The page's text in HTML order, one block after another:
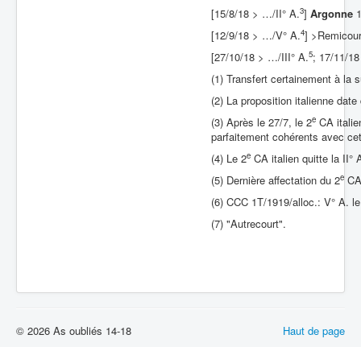
[15/8/18 > …/II° A.3] Argonne
[12/9/18 > …/V° A.4]
[27/10/18 > …/III° A.5; 17/11/
(1) Transfert certainement à la
(2) La proposition italienne
(3) Après le 27/7, le 2e CA
parfaitement cohérents avec
(4) Le 2e CA italien quitte la II°
(5) Dernière affectation du 2e
(6) CCC 1T/1919/alloc.: V° A.
(7) "Autrecourt".
Haut de page
© 2026 As oubliés 14-18